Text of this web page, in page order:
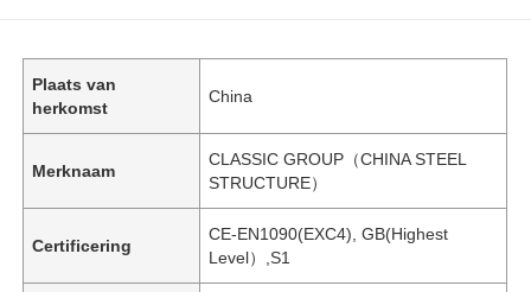
Plaats van
herkomst
China
Merknaam
CLASSIC GROUP（CHINA STEEL
STRUCTURE）
Certificering
CE-EN1090(EXC4), GB(Highest
Level）,S1